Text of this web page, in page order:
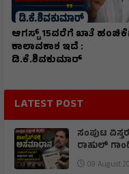
ಆಗಸ್ಟ್ 15ವರೆಗೆ ಖಾತೆ
ಕಾಲಾವಕಾಶ ಇದೆ :
ಡಿ.ಕೆ.ಶಿವಕುಮಾರ್
LATEST POST
ಸಂಪುಟ
ರಾಹುಲ್
08 August